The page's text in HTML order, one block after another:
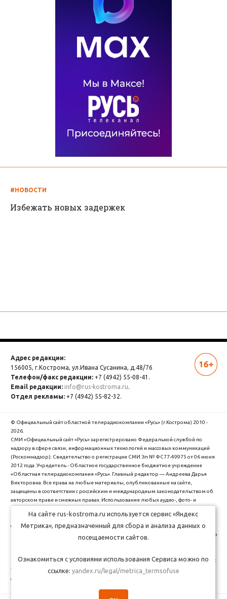
Адрес редакции:
156005, г.Кострома,ул.Ивана Сусанина, д.48/76
Телефон/факс редакции:+7 (4942) 55-08-41.
Email редакции: info@rus-kostroma.ru.
Отдел рекламы:+7 (4942) 55-82-32.
© Официальный сайт областной телерадиокомпании «Русь» (г.Кострома) 2010 -
СМИ «Официальный сайт «Русь» зарегистрировано Федеральной службой по
(Роскомнадзор). Cвидетельство о регистрации СМИ Эл № ФС77-49975 от 06 июня
2012 года. Учредитель - Областное государственное бюджетное учреждение
«Областная телерадиокомпания «Русь». Главный редактор — Андреева Дарья
На сайте rus-kostroma.ru используется сервис «Яндекс
Метрика», предназначенный для сбора и анализа данных о
посещаемости сайтов.
Ознакомиться с условиями использования Сервиса можно по
ссылке: yandex.ru/legal/metrica_termsofuse